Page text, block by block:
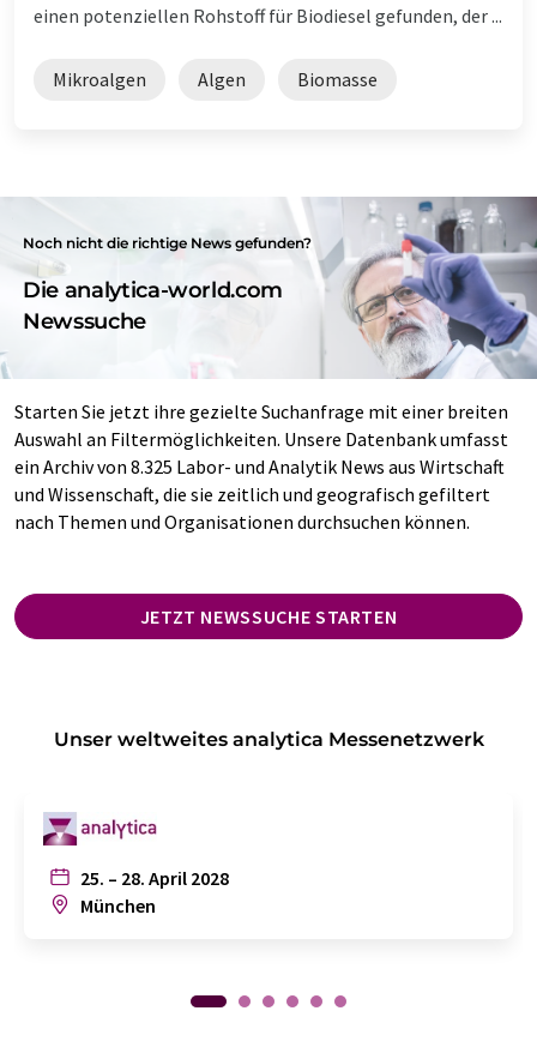
einen potenziellen Rohstoff für Biodiesel gefunden, der ...
Mikroalgen Algen Biomasse
Noch nicht die richtige News gefunden?
Die analytica-world.com
Newssuche
Starten Sie jetzt ihre gezielte Suchanfrage mit einer breiten
Auswahl an Filtermöglichkeiten. Unsere Datenbank umfasst
ein Archiv von 8.325 Labor- und Analytik News aus Wirtschaft
und Wissenschaft, die sie zeitlich und geografisch gefiltert
nach Themen und Organisationen durchsuchen können.
JETZT NEWSSUCHE STARTEN
Unser weltweites analytica Messenetzwerk
25. – 28. April 2028
München